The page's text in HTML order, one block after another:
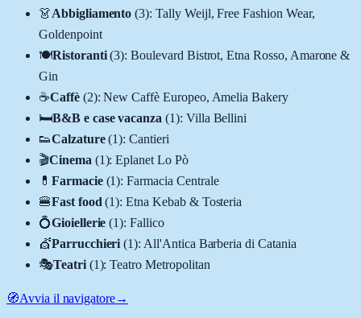
👗Abbigliamento (3):Tally Weijl, Free Fashion Wear,
Goldenpoint
🍽️Ristoranti (3):Boulevard Bistrot, Etna Rosso, Amarone &
Gin
☕Caffè (2):New Caffè Europeo, Amelia Bakery
🛏️B&B e case vacanza (1): Villa Bellini
👟Calzature (1):Cantieri
🎬Cinema (1):Eplanet Lo Pò
💊 Farmacie (1):Farmacia Centrale
🍔Fast food (1):Etna Kebab & Tosteria
💍Gioiellerie (1):Fallico
💇Parrucchieri (1): All'Antica Barberia di Catania
🎭Teatri (1):Teatro Metropolitan
🧭Avvia il navigatore→